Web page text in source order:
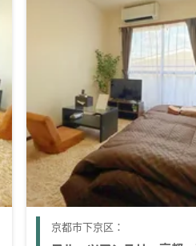
京都市下京区：